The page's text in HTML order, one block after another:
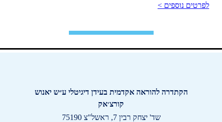
לפרטים נוספים >
הקתדרה להוראה אקדמית בעידן דיגיטלי ע״ש יאנוש
קורצ׳אק
שד' יצחק רבין 7, ראשל"צ 75190